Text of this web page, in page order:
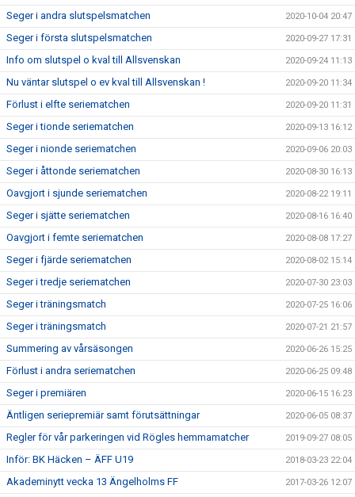
Seger i andra slutspelsmatchen 2020-10-04 20:47
Seger i första slutspelsmatchen 2020-09-27 17:31
Info om slutspel o kval till Allsvenskan 2020-09-24 11:13
Nu väntar slutspel o ev kval till Allsvenskan ! 2020-09-20 11:34
Förlust i elfte seriematchen 2020-09-20 11:31
Seger i tionde seriematchen 2020-09-13 16:12
Seger i nionde seriematchen 2020-09-06 20:03
Seger i åttonde seriematchen 2020-08-30 16:13
Oavgjort i sjunde seriematchen 2020-08-22 19:11
Seger i sjätte seriematchen 2020-08-16 16:40
Oavgjort i femte seriematchen 2020-08-08 17:27
Seger i fjärde seriematchen 2020-08-02 15:14
Seger i tredje seriematchen 2020-07-30 23:03
Seger i träningsmatch 2020-07-25 16:06
Seger i träningsmatch 2020-07-21 21:57
Summering av vårsäsongen 2020-06-26 15:25
Förlust i andra seriematchen 2020-06-25 09:48
Seger i premiären 2020-06-15 16:23
Äntligen seriepremiär samt förutsättningar 2020-06-05 08:37
Regler för vår parkeringen vid Rögles hemmamatcher 2019-09-27 08:05
Inför: BK Häcken – ÄFF U19 2018-03-23 22:04
Akademinytt vecka 13 Ängelholms FF 2017-03-26 12:07